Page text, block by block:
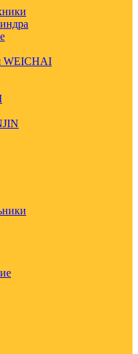
WEICHAI